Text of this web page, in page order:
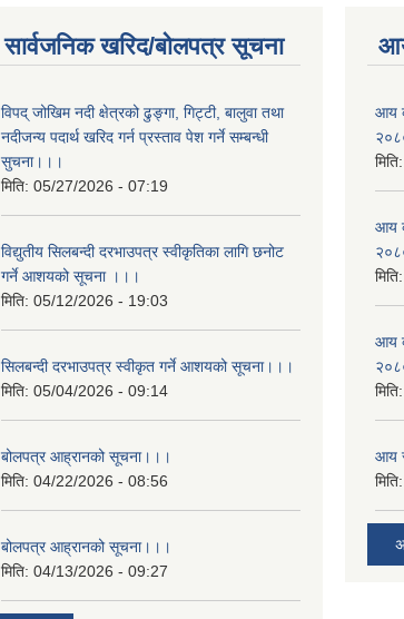
सार्वजनिक खरिद/बोलपत्र सूचना
विपद् जोखिम नदी क्षेत्रको ढुङ्गा, गिट्टी, बालुवा तथा
नदीजन्य पदार्थ खरिद गर्न प्रस्ताव पेश गर्ने सम्बन्धी
सुचना।।।
मिति: 05/27/2026 - 07:19
विद्युतीय सिलबन्दी दरभाउपत्र स्वीकृतिका लागि छनोट
गर्ने आशयको सूचना ।।।
मिति: 05/12/2026 - 19:03
सिलबन्दी दरभाउपत्र स्वीकृत गर्ने आशयको सूचना।।।
मिति: 05/04/2026 - 09:14
बोलपत्र आह्रानको सूचना।।।
मिति: 04/22/2026 - 08:56
बोलपत्र आह्रानको सूचना।।।
मिति: 04/13/2026 - 09:27
आय
मिति:
आय
मिति:
आय
मिति:
आय
मिति: